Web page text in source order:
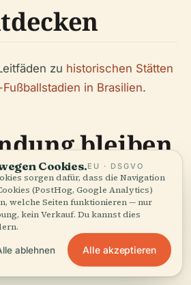
zu historischen Stätten
in Brasilien.
bleiben
App für
und Besuchertipps:
Cookies.EU · DSGVO
sorgen dafür, dass die Navigation
(PostHog, Google Analytics)
welche Seiten funktionieren — nur
kein Verkauf. Du kannst dies
ablehnen Alle akzeptieren